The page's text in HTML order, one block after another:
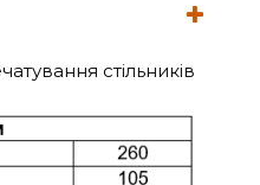
стільників